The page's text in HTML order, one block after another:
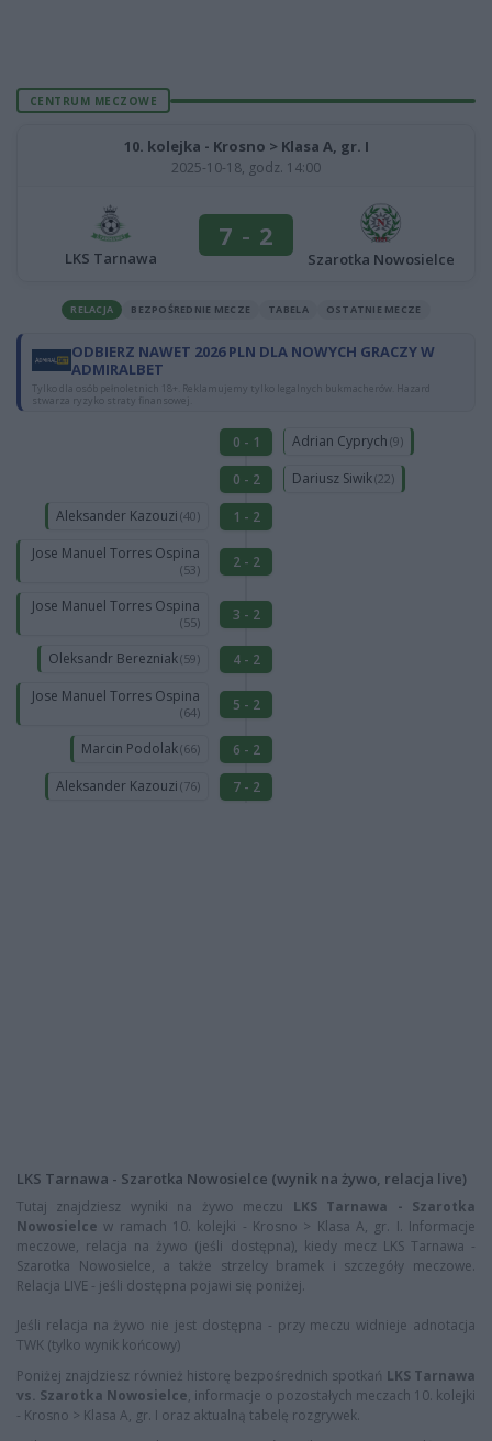
CENTRUM MECZOWE
10. kolejka - Krosno > Klasa A, gr. I
2025-10-18, godz. 14:00
LKS Tarnawa
7 - 2
Szarotka Nowosielce
RELACJA BEZPOŚREDNIE MECZE TABELA OSTATNIE MECZE
ODBIERZ NAWET 2026 PLN DLA NOWYCH GRACZY W
ADMIRALBET
Tylko dla osób pełnoletnich 18+. Reklamujemy tylko legalnych bukmacherów. Hazard
stwarza ryzyko straty finansowej.
0 - 1 Adrian Cyprych (9)
0 - 2 Dariusz Siwik(22)
Aleksander Kazouzi (40)
1 - 2
Jose Manuel Torres Ospina
(53) 2 - 2
Jose Manuel Torres Ospina
(55) 3 - 2
Oleksandr Berezniak(59)
4 - 2
Jose Manuel Torres Ospina
(64) 5 - 2
Marcin Podolak(66)
6 - 2
Aleksander Kazouzi (76) 7 - 2
LKS Tarnawa - Szarotka Nowosielce (wynik na żywo, relacja live)
Tutaj znajdziesz wyniki na żywo meczu LKS Tarnawa - Szarotka
Nowosielce w ramach 10. kolejki - Krosno > Klasa A, gr. I. Informacje
meczowe, relacja na żywo (jeśli dostępna), kiedy mecz LKS Tarnawa -
Szarotka Nowosielce, a także strzelcy bramek i szczegóły meczowe.
Relacja LIVE - jeśli dostępna pojawi się poniżej.
Jeśli relacja na żywo nie jest dostępna - przy meczu widnieje adnotacja
TWK (tylko wynik końcowy)
Poniżej znajdziesz również historę bezpośrednich spotkań LKS Tarnawa
vs. Szarotka Nowosielce, informacje o pozostałych meczach 10. kolejki
- Krosno > Klasa A, gr. I oraz aktualną tabelę rozgrywek.